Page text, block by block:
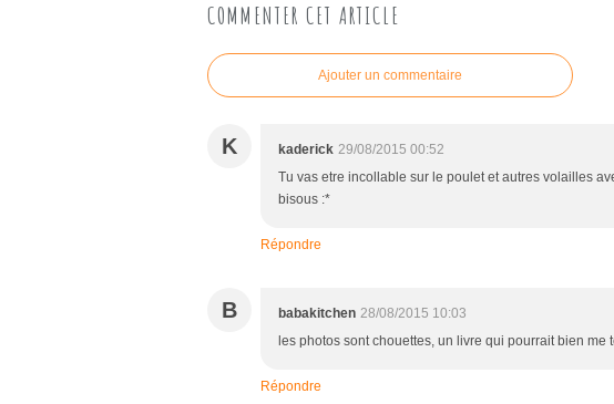
COMMENTER CET ARTICLE
Ajouter un commentaire
K kaderick 29/08/2015 00:52
Tu vas etre incollable sur le poulet et autres volailles
bisous :*
Répondre
B babakitchen 28/08/2015 10:03
les photos sont chouettes, un livre qui pourrait bien me
Répondre